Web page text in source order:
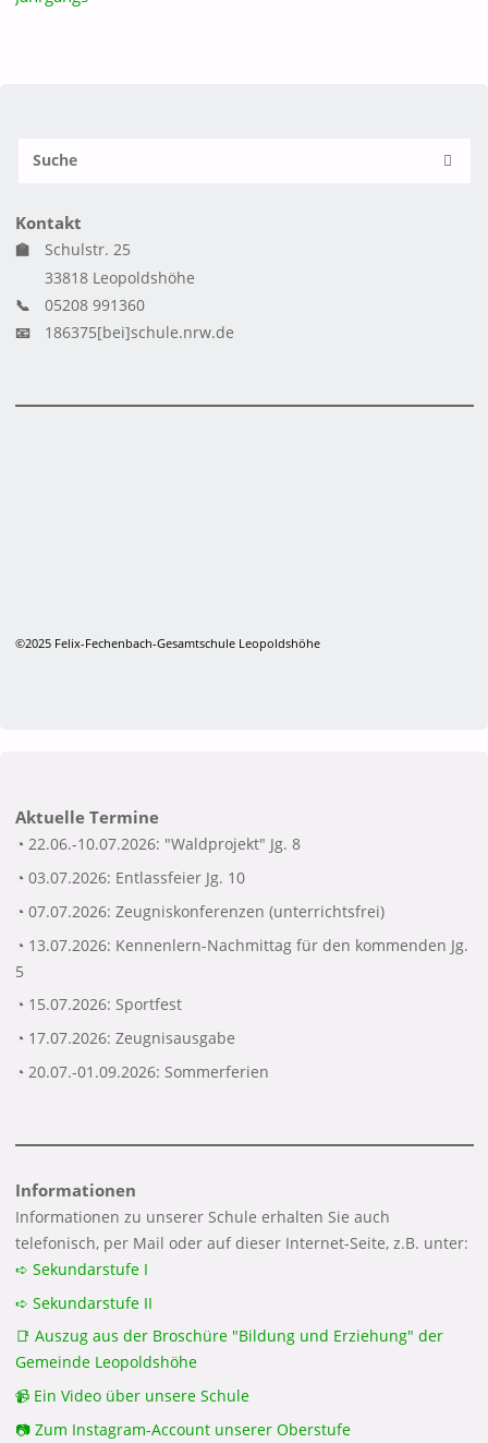
Kontakt
🏫
Schulstr. 25
33818 Leopoldshöhe
📞
05208 991360
📧
186375[bei]schule.nrw.de
©2025 Felix-Fechenbach-Gesamtschule Leopoldshöhe
Aktuelle Termine
◔ 22.06.-10.07.2026: "Waldprojekt" Jg. 8
◔ 03.07.2026: Entlassfeier Jg. 10
◔ 07.07.2026: Zeugniskonferenzen (unterrichtsfrei)
◔ 13.07.2026: Kennenlern-Nachmittag für den kommenden Jg.
5
◔ 15.07.2026: Sportfest
◔ 17.07.2026: Zeugnisausgabe
◔ 20.07.-01.09.2026: Sommerferien
Informationen
Informationen zu unserer Schule erhalten Sie auch
telefonisch, per Mail oder auf dieser Internet-Seite, z.B. unter:
➪ Sekundarstufe I
➪ Sekundarstufe II
📑 Auszug aus der Broschüre "Bildung und Erziehung" der
Gemeinde Leopoldshöhe
📹 Ein Video über unsere Schule
📷 Zum Instagram-Account unserer Oberstufe